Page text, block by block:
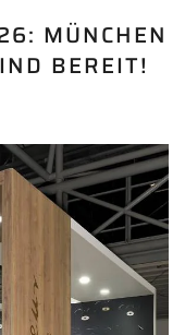
MÜNCHEN
BEREIT!